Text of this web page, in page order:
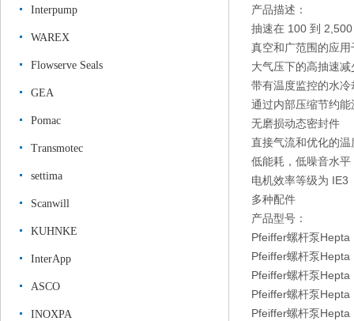
Interpump
WAREX
Flowserve Seals
GEA
Pomac
Transmotec
settima
Scanwill
KUHNKE
InterApp
ASCO
INOXPA
产品描述：
抽速在 100 到
真空和广范围的应用
大气压下的高抽速
带有温度监控的水冷
通过内部压缩节约能
无磨损动态密封件
直接气流和优化的
低能耗，低噪音水平
电机效率等级为 IE3
多种配件
产品型号：
Pfeiffer螺杆泵
Pfeiffer螺杆泵
Pfeiffer螺杆泵
Pfeiffer螺杆泵
Pfeiffer螺杆泵